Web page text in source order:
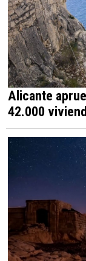
Alicante
42.000